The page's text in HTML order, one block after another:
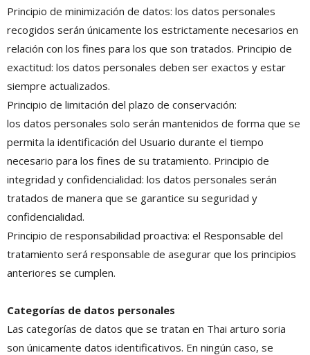
Principio de minimización de datos: los datos personales
recogidos serán únicamente los estrictamente necesarios en
relación con los fines para los que son tratados. Principio de
exactitud: los datos personales deben ser exactos y estar
siempre actualizados.
Principio de limitación del plazo de conservación:
los datos personales solo serán mantenidos de forma que se
permita la identificación del Usuario durante el tiempo
necesario para los fines de su tratamiento. Principio de
integridad y confidencialidad: los datos personales serán
tratados de manera que se garantice su seguridad y
confidencialidad.
Principio de responsabilidad proactiva: el Responsable del
tratamiento será responsable de asegurar que los principios
anteriores se cumplen.
Categorías de datos personales
Las categorías de datos que se tratan en Thai arturo soria
son únicamente datos identificativos. En ningún caso, se